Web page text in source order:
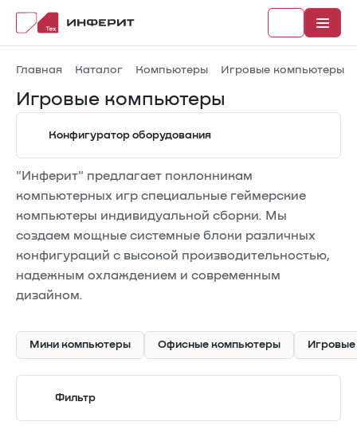
Каталог
Документы
Главная Каталог Компьютеры Игровые компьютеры
Игровые компьютеры
Конфигуратор оборудования
"Инферит" предлагает поклонникам
компьютерных игр специальные геймерские
компьютеры индивидуальной сборки. Мы
создаем мощные системные блоки различных
конфигураций с высокой производительностью,
надежным охлаждением и современным
дизайном.
Мини компьютеры Офисные компьютеры
Фильтр